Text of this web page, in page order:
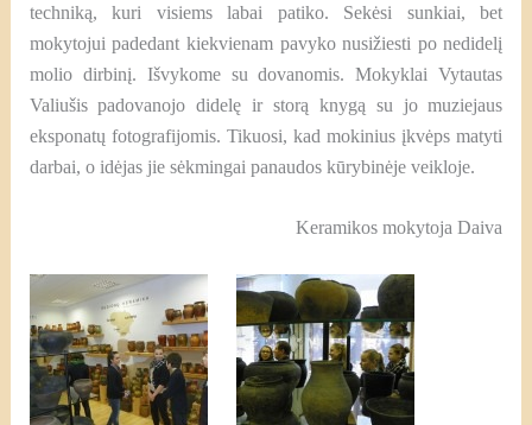
techniką, kuri visiems labai patiko. Sekėsi sunkiai, bet
mokytojui padedant kiekvienam pavyko nusižiesti po nedidelį
molio dirbinį. Išvykome su dovanomis. Mokyklai Vytautas
Valiušis padovanojo didelę ir storą knygą su jo muziejaus
eksponatų fotografijomis. Tikuosi, kad mokinius įkvėps matyti
darbai, o idėjas jie sėkmingai panaudos kūrybinėje veikloje.
Keramikos mokytoja Daiva